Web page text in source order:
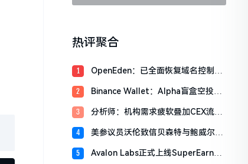
热评聚合
1
OpenEden：已全面恢复域名控制，
2
Binance Wallet：Alpha盲盒空投将
分
3
分析师：机构需求疲软叠加CEX流入
4
美参议员沃伦致信贝森特与鲍威尔，
行业
5
Avalon Labs正式上线SuperEarn理